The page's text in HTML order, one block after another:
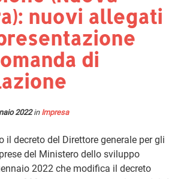
nuovi allegati
di
2022in Impresa
il decreto del Direttore generale per gli
del Ministero dello sviluppo
2022 che modifica il decreto